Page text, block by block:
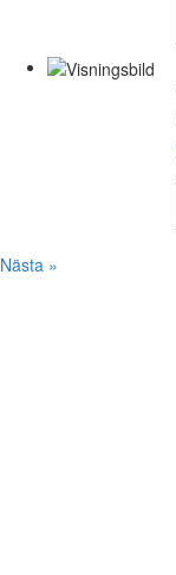
Nästa »